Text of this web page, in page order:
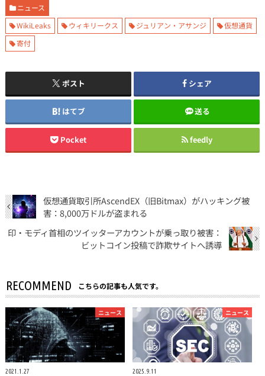
ニュース
WikiLeaks
ウィキリークス ジュリアン・アサンジ
仮想通貨
寄付
ポスト シェア
はてブ 送る
Pocket feedly
仮想通貨取引所AscendEX（旧Bitmax）がハッキング被
害：8,000万ドルが盗まれる
印・モディ首相のツイッターアカウントが乗っ取り被害：
ビットコイン投稿で詐欺サイトへ誘導
RECOMMEND こちらの記事も人気です。
ニュース
2021.1.27
ニュース
2025.9.11